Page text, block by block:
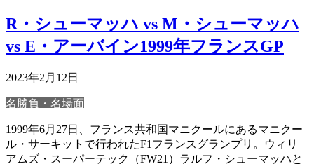
R・シューマッハ vs M・シューマッハ
vs E・アーバイン1999年フランスGP
2023年2月12日
名勝負・名場面
1999年6月27日、フランス共和国マニクールにあるマニクー
ル・サーキットで行われたF1フランスグランプリ。ウィリ
アムズ・スーパーテック（FW21）ラルフ・シューマッハと